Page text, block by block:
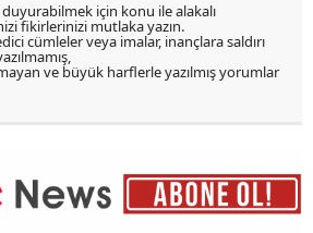
için konu ile alakalı
fikirlerinizi mutlaka yazın.
cümleler veya imalar, inançlara saldırı
ve büyük harflerle yazılmış yorumlar